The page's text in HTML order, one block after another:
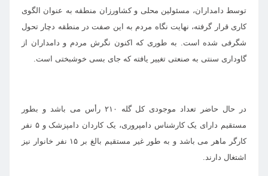
توسط دامداران، مسئولین محلی و کشاورزان منطقه به عنوان الگوی
کاری قرار گرفته، نهایت نگاه مردم به این صفت در منطقه دچار تحول
شگرفی شده است. به طوری که اکنون نگرش مردم و دامداران از
گاوداری سنتی به صنعتی تغییر یافته که جای بسی خوشبختی است.
در حال حاضر تعداد موجودی کل گله ۲۱۰ رأس می باشد و بطور
مستقیم دارای یک کارشناس دامپروری، یک کاردان دامپزشک و ۵ نفر
کارگر ماهر می باشد و به طور غیر مستقیم بالغ بر ۱۵ نفر خانوار نیز
اشتغال دارند.